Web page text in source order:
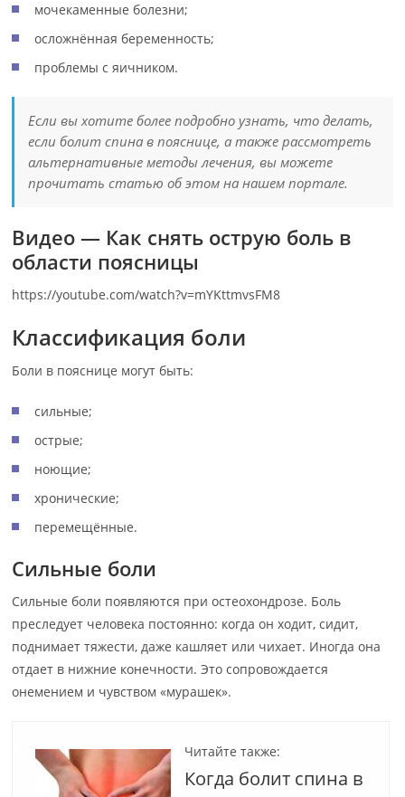
мочекаменные болезни;
осложнённая беременность;
проблемы с яичником.
Если вы хотите более подробно узнать, что делать,
если болит спина в пояснице, а также рассмотреть
альтернативные методы лечения, вы можете
прочитать статью об этом на нашем портале.
Видео — Как снять острую боль в
области поясницы
https://youtube.com/watch?v=mYKttmvsFM8
Классификация боли
Боли в пояснице могут быть:
сильные;
острые;
ноющие;
хронические;
перемещённые.
Сильные боли
Сильные боли появляются при остеохондрозе. Боль
преследует человека постоянно: когда он ходит, сидит,
поднимает тяжести, даже кашляет или чихает. Иногда она
отдает в нижние конечности. Это сопровождается
онемением и чувством «мурашек».
Читайте также:
Когда болит спина в